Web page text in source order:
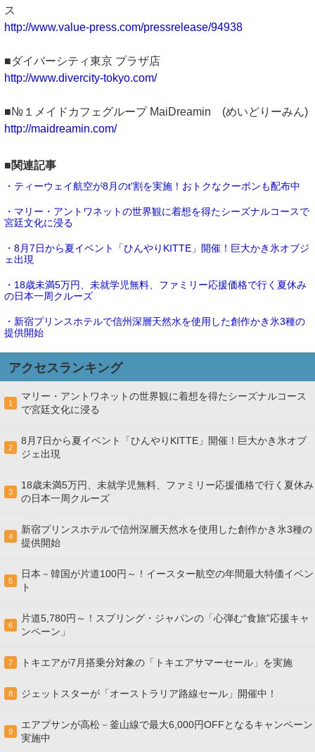
ス
http://www.value-press.com/pressrelease/94938
■ダイバーシティ東京 プラザ店
http://www.divercity-tokyo.com/
■№１メイドカフェグループ MaiDreamin (めいどりーみん)
http://maidreamin.com/
■関連記事
・ティーウェイ航空が8月のt'割を実施！おトクなクーポンも配布中
・マリー・アントワネットの世界観に着想を得たシーズナルコースで
宮廷文化に浸る
・8月7日から夏イベント「ひんやりKITTE」開催！巨大かき氷オブジ
ェ出現
・18歳未満5万円、未就学児無料、ファミリー応援価格で行く夏休み
の日本一周クルーズ
・新宿プリンスホテルで信州深層天然水を使用した創作かき氷3種の
提供開始
アクセスランキング
1
マリー・アントワネットの世界観に着想を得たシーズナルコース
で宮廷文化に浸る
2
8月7日から夏イベント「ひんやりKITTE」開催！巨大かき氷オブ
ジェ出現
3
18歳未満5万円、未就学児無料、ファミリー応援価格で行く夏休み
の日本一周クルーズ
4
新宿プリンスホテルで信州深層天然水を使用した創作かき氷3種の
提供開始
5
日本－韓国が片道100円～！イースター航空の年間最大特価イベン
ト
6
片道5,780円～！スプリング・ジャパンの「心弾む“食旅”応援キャ
ンペーン」
7 トキエアが7月搭乗分対象の「トキエアサマーセール」を実施
8 ジェットスターが「オーストラリア路線セール」開催中！
9
エアプサンが高松－釜山線で最大6,000円OFFとなるキャンペーン
実施中